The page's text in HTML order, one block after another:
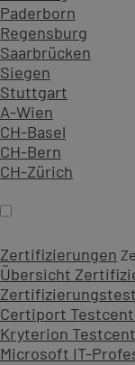
Paderborn
Regensburg
Saarbrücken
Siegen
Stuttgart
A-Wien
CH-Basel
CH-Bern
CH-Zürich
Zertifizierungen
Übersicht
Certiport
Kryterion
Microsoft IT-